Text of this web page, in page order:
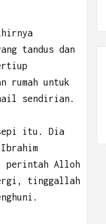
tandus dan
rumah untuk
sendirian.
itu. Dia
perintah Alloh
tinggallah